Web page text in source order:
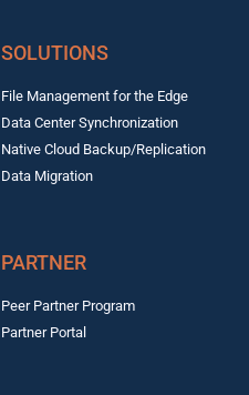
SOLUTIONS
File Management for the Edge
Data Center Synchronization
Native Cloud Backup/Replication
Data Migration
PARTNER
Peer Partner Program
Partner Portal